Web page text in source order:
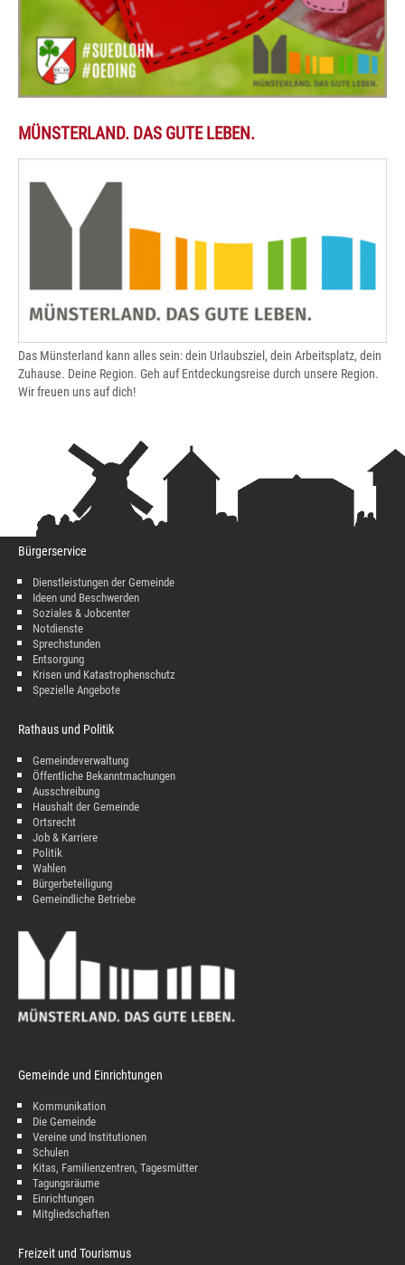
MÜNSTERLAND. DAS GUTE LEBEN.
Das Münsterland kann alles sein: dein Urlaubsziel, dein Arbeitsplatz, dein
Zuhause. Deine Region. Geh auf Entdeckungsreise durch unsere Region.
Wir freuen uns auf dich!
Bürgerservice
Dienstleistungen der Gemeinde
Ideen und Beschwerden
Soziales & Jobcenter
Notdienste
Sprechstunden
Entsorgung
Krisen und Katastrophenschutz
Spezielle Angebote
Rathaus und Politik
Gemeindeverwaltung
Öffentliche Bekanntmachungen
Ausschreibung
Haushalt der Gemeinde
Ortsrecht
Job & Karriere
Politik
Wahlen
Bürgerbeteiligung
Gemeindliche Betriebe
Gemeinde und Einrichtungen
Kommunikation
Die Gemeinde
Vereine und Institutionen
Schulen
Kitas, Familienzentren, Tagesmütter
Tagungsräume
Einrichtungen
Mitgliedschaften
Freizeit und Tourismus